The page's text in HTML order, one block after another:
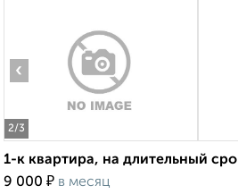
2/3
‹
1-к квартира, на длительный
9 000 ₽ в месяц